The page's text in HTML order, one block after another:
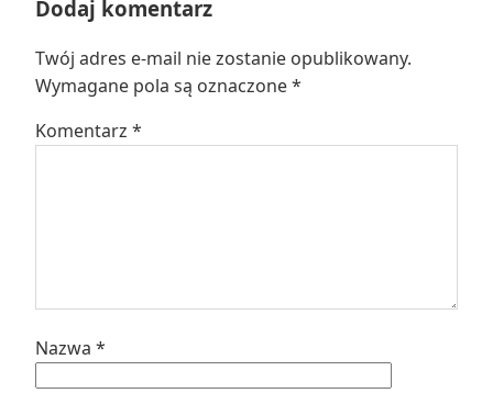
Dodaj komentarz
Twój adres e-mail nie zostanie opublikowany.
Wymagane pola są oznaczone*
Komentarz *
Nazwa *